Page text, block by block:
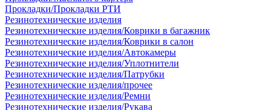
Прокладки/Прокладки РТИ
Резинотехнические изделия
Резинотехнические изделия/Коврики в багажник
Резинотехнические изделия/Коврики в салон
Резинотехнические изделия/Автокамеры
Резинотехнические изделия/Уплотнители
Резинотехнические изделия/Патрубки
Резинотехнические изделия/прочее
Резинотехнические изделия/Ремни
Резинотехнические изделия/Рукава